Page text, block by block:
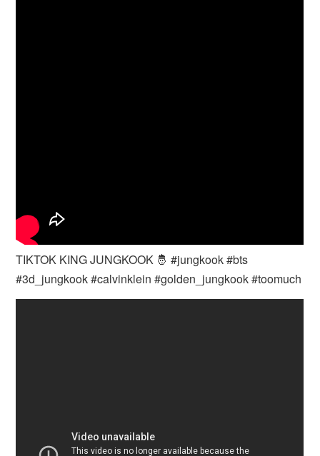
TIKTOK KING JUNGKOOK 🤴 #jungkook #bts
#3d_jungkook #calvinklein #golden_jungkook #toomuch